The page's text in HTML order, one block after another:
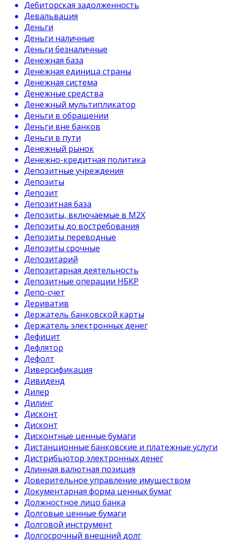
Дебиторская задолженность
Девальвация
Деньги
Деньги наличные
Деньги безналичные
Денежная база
Денежная единица страны
Денежная система
Денежные средства
Денежный мультипликатор
Деньги в обращении
Деньги вне банков
Деньги в пути
Денежный рынок
Денежно-кредитная политика
Депозитные учреждения
Депозиты
Депозит
Депозитная база
Депозиты, включаемые в М2Х
Депозиты до востребования
Депозиты переводные
Депозиты срочные
Депозитарий
Депозитарная деятельность
Депозитные операции НБКР
Депо-счет
Дериватив
Держатель банковской карты
Держатель электронных денег
Дефицит
Дефлятор
Дефолт
Диверсификация
Дивиденд
Дилер
Дилинг
Дисконт
Дисконт
Дисконтные ценные бумаги
Дистанционные банковские и платежные услуги
Дистрибьютор электронных денег
Длинная валютная позиция
Доверительное управление имуществом
Документарная форма ценных бумаг
Должностное лицо банка
Долговые ценные бумаги
Долговой инструмент
Долгосрочный внешний долг